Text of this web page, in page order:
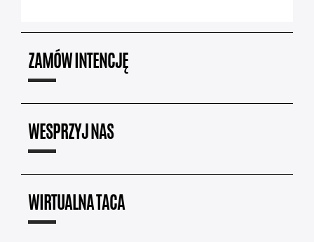
ZAMÓW INTENCJĘ
WESPRZYJ NAS
WIRTUALNA TACA